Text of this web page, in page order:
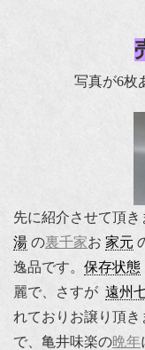
写真が6枚
先に紹介させて頂き
湯 の裏千家お 家元
逸品です。 保存状態
麗で、さすが 遠州
れておりお譲り頂
で、亀井味楽の晩年